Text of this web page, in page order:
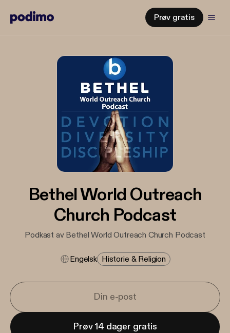
Prøv gratis
Bethel World Outreach
Church Podcast
Podkast av Bethel World Outreach Church Podcast
Engelsk Historie & Religion
Prøv 14 dager gratis